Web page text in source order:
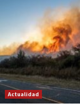
Actualidad